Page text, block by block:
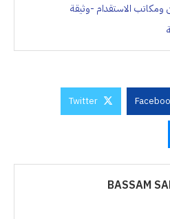
ومكاتب الاستقدام -وثيقة
Twitter
BASSAM